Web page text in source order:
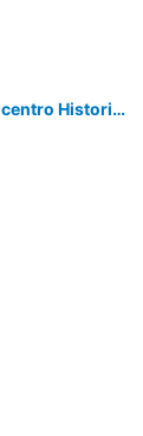
Holiday Inn Express Oaxaca-centro Historico By Ihg